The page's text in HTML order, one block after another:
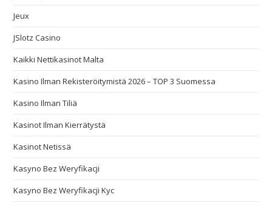
Jeux
JSlotz Casino
Kaikki Nettikasinot Malta
Kasino Ilman Rekisteröitymistä 2026 – TOP 3 Suomessa
Kasino Ilman Tiliä
Kasinot Ilman Kierrätystä
Kasinot Netissä
Kasyno Bez Weryfikacji
Kasyno Bez Weryfikacji Kyc